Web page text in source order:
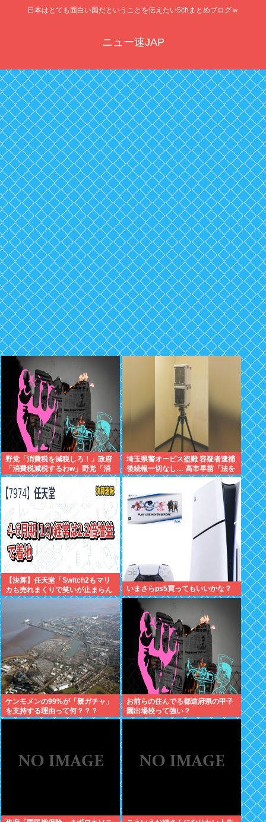
日本はとても面白い国だということを伝えたい5chまとめブログｗ
ニュー速JAP
野党「消費税を減税しろ！」政府
「消費税減税するわw」野党「消
費税を減税するな！」
埼玉県警オービス盗難 容疑者逮捕
後続報一切なし… 高市早苗「法を
尊重わよ
【決算】任天堂「Switch2もマリ
カも売れまくりで笑いが止まらん
どすえ！」連結経常利益は前年同
いまさらps5買ってもいいかな？
ケンモメンの99%が「親ガチャ」
を支持する理由って何？？？
お前らの住んでる都道府県の甲子
園出場校って強い？